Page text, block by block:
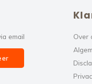
email
Over